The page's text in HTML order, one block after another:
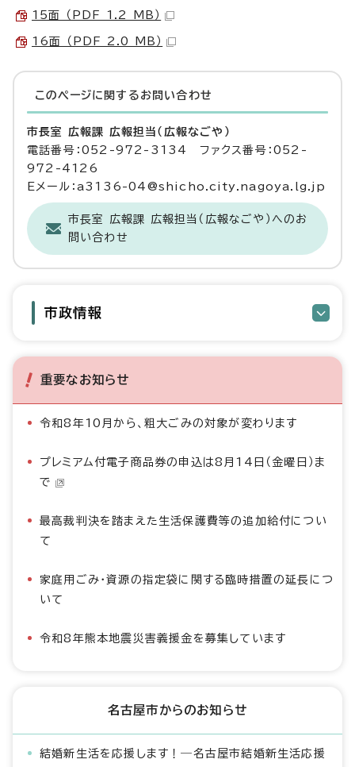
15面 （PDF 1.2 MB）
16面 （PDF 2.0 MB）
このページに関する お問い合わせ
市長室 広報課 広報担当（広報なごや）
電話番号：052-972-3134 ファクス番号：052-
972-4126
Eメール：a3136-04@shicho.city.nagoya.lg.jp
市長室 広報課 広報担当（広報なごや）へのお
問い合わせ
市政情報
重要なお知らせ
令和8年10月から、粗大ごみの対象が変わります
プレミアム付電子商品券の申込は8月14日（金曜日）ま
で
最高裁判決を踏まえた生活保護費等の追加給付につい
て
家庭用ごみ・資源の指定袋に関する臨時措置の延長につ
いて
令和8年熊本地震災害義援金を募集しています
名古屋市からのお知らせ
結婚新生活を応援します！―名古屋市結婚新生活応援